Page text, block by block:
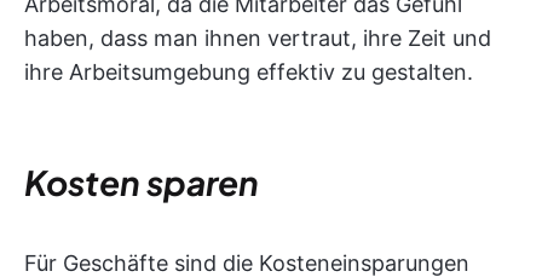
haben, dass man ihnen vertraut, ihre Zeit und
ihre Arbeitsumgebung effektiv zu gestalten.
Kosten sparen
Für Geschäfte sind die Kosteneinsparungen